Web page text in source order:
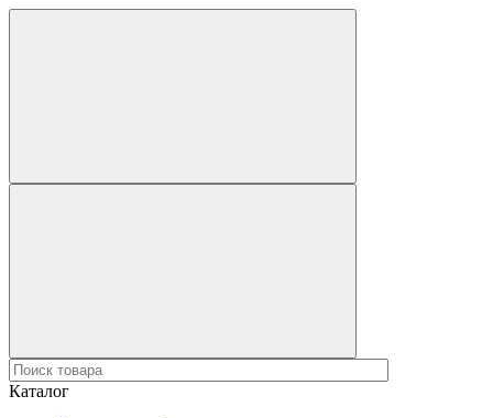
Каталог